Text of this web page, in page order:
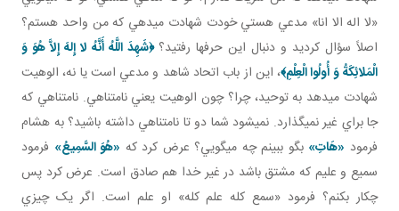
«لا اله الا انا» مدعي هستي خودت شهادت مي دهي که من واحد هستم؟
اصلاً سؤال کرديد و دنبال اين حرف ها رفتيد؟﴿شَهِدَ اللَّهُ أَنَّهُ لا إِلهَ إِلاَّ هُوَ وَ
الْمَلائِكَةُ وَ أُولُوا الْعِلْمِ﴾، اين از باب اتحاد شاهد و مدعي است يا نه، الوهيت
شهادت مي دهد به توحيد، چرا؟ چون الوهيت يعني نامتناهي. نامتناهي که
جا براي غير نمي گذارد. نمی­شود شما دو تا نامتناهي داشته باشيد؟ به هشام
فرمود «هَاتِ» بگو ببينم چه مي گويي؟ عرض کرد که «هُوَ السَّمِيعُ» فرمود
سميع و عليم که مشتق باشد در غير خدا هم صادق است. عرض کرد پس
چکار بکنم؟ فرمود «سمع کله علم کله» او علم است. اگر يک چيزي